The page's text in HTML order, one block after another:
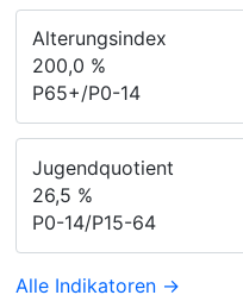
Alterungsindex
200,0 %
P65+/P0-14
Jugendquotient
26,5 %
P0-14/P15-64
Alle Indikatoren →